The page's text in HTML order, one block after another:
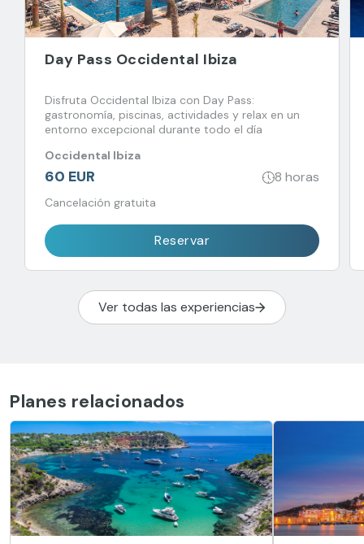
Day Pass Occidental Ibiza
Disfruta Occidental Ibiza con Day Pass:
gastronomía, piscinas, actividades y relax en un
entorno excepcional durante todo el día
Occidental Ibiza
60 EUR 8 horas
Cancelación gratuita
Reservar
Ver todas las experiencias
Planes relacionados